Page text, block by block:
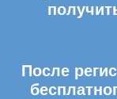
После